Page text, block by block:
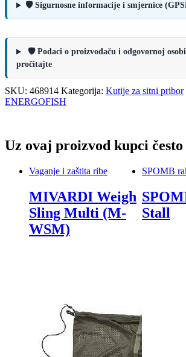
🛡️ Sigurnosne informacije i smjernice
🛡️ Podaci o proizvođaču i odgovornoj
pročitajte
SKU: 468914 Kategorija: Kutije za sitni pribor
ENERGOFISH
Uz ovaj proizvod kupci
Vaganje i zaštita ribe
MIVARDI Weigh
Sling Multi (M-
WSM)
SPOMB
Stall